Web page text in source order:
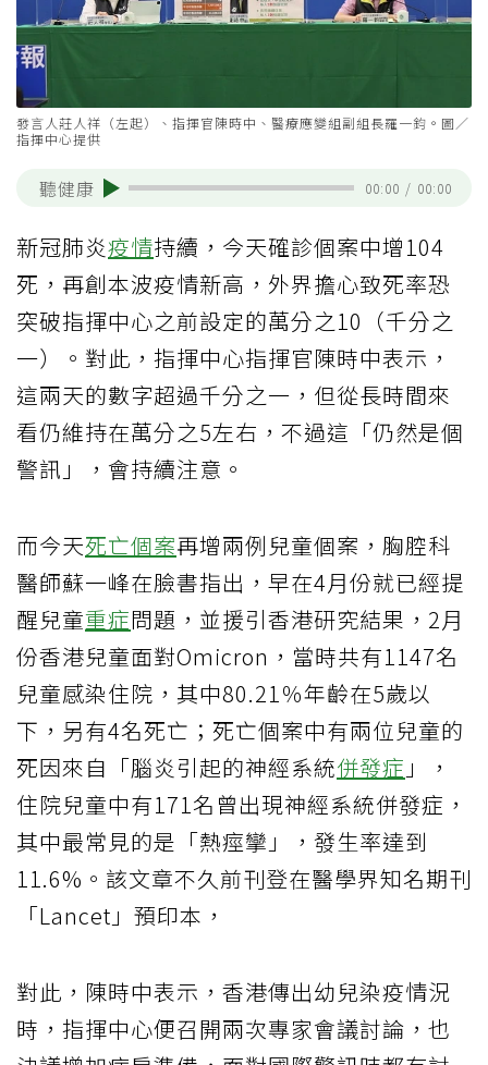
發言人莊人祥（左起）、指揮官陳時中、醫療應變組副組長羅一鈞。圖／
指揮中心提供
聽健康 00:00 / 00:00
新冠肺炎疫情持續，今天確診個案中增104
死，再創本波疫情新高，外界擔心致死率恐
突破指揮中心之前設定的萬分之10（千分之
一）。對此，指揮中心指揮官陳時中表示，
這兩天的數字超過千分之一，但從長時間來
看仍維持在萬分之5左右，不過這「仍然是個
警訊」，會持續注意。
而今天死亡個案再增兩例兒童個案，胸腔科
醫師蘇一峰在臉書指出，早在4月份就已經提
醒兒童重症問題，並援引香港研究結果，2月
份香港兒童面對Omicron，當時共有1147名
兒童感染住院，其中80.21％年齡在5歲以
下，另有4名死亡；死亡個案中有兩位兒童的
死因來自「腦炎引起的神經系統併發症 」，
住院兒童中有171名曾出現神經系統併發症，
其中最常見的是「熱痙攣」，發生率達到
11.6%。該文章不久前刊登在醫學界知名期刊
「Lancet」預印本，
對此，陳時中表示，香港傳出幼兒染疫情況
時，指揮中心便召開兩次專家會議討論，也